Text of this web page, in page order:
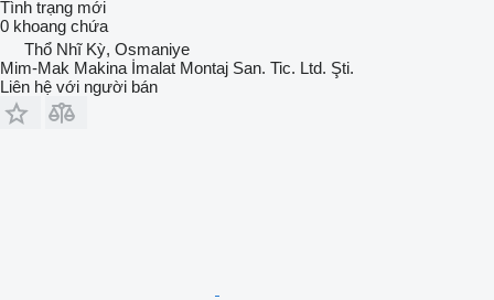
Tình trạng mới
0 khoang chứa
Thổ Nhĩ Kỳ, Osmaniye
Mim-Mak Makina İmalat Montaj San. Tic. Ltd. Şti.
Liên hệ với người bán